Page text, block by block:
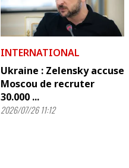
INTERNATIONAL
Ukraine : Zelensky accuse
Moscou de recruter
30.000 ...
2026/07/26 11:12